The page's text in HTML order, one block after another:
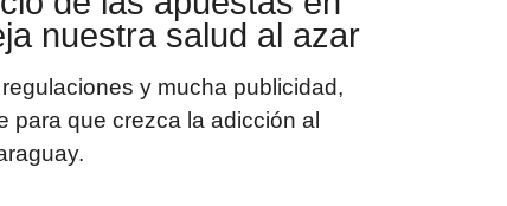
nuestra salud al azar
y mucha publicidad,
para que crezca la adicción al